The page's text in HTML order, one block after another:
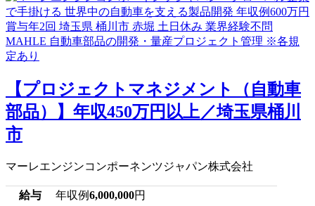
【プロジェクトマネジメント（自動車
部品）】年収450万円以上／埼玉県桶川
市
マーレエンジンコンポーネンツジャパン株式会社
給与 年収例6,000,000円